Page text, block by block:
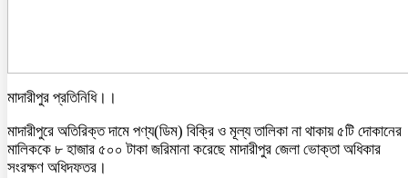
মাদারীপুর প্রতিনিধি।।
মাদারীপুরে অতিরিক্ত দামে পণ্য(ডিম) বিক্রি ও মূল্য তালিকা না থাকায় ৫টি দোকানের
মালিককে ৮ হাজার ৫০০ টাকা জরিমানা করেছে মাদারীপুর জেলা ভোক্তা অধিকার
সংরক্ষণ অধিদফতর।